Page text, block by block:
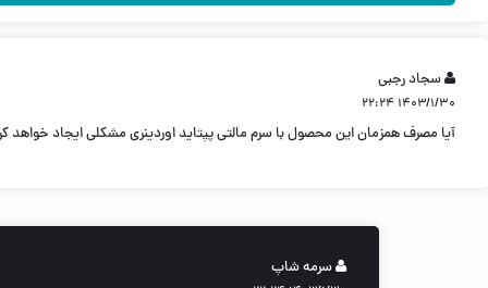
سجاد رجبی
۱۴۰۳/۱/۳۰ ۲۲:۲۴
آیا مصرف همزمان این محصول با سرم مالتی پپتاید اوردینری مشکلی ایجاد خواهد
سرمه شاپ